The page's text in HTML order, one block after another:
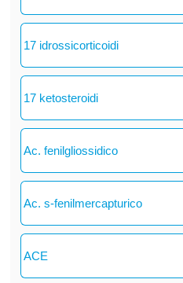
17 idrossicorticoidi
17 ketosteroidi
Ac. fenilgliossidico
Ac. s-fenilmercapturico
ACE